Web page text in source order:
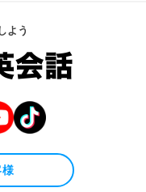
よう